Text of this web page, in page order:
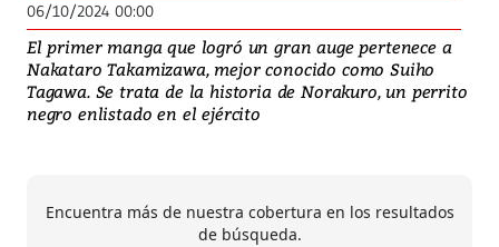
06/10/2024 00:00
El primer manga que logró un gran auge pertenece a
Nakataro Takamizawa, mejor conocido como Suiho
Tagawa. Se trata de la historia de Norakuro, un perrito
negro enlistado en el ejército
Encuentra más de nuestra cobertura en los resultados
de búsqueda.